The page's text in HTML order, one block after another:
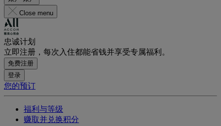
Close menu
忠诚计划
立即注册，每次入住都能省钱并享受专属福利。
免费注册
登录
您的预订
福利与等级
赚取并兑换积分